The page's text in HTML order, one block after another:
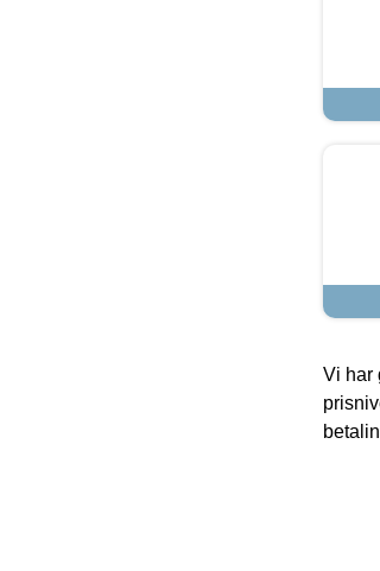
Vi har